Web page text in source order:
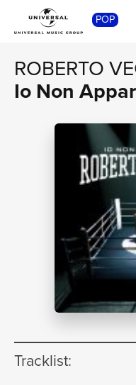
POP
ROBERTO
Io Non
Tracklist: